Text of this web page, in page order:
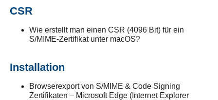
CSR
Wie erstellt man einen CSR (4096 Bit) für ein
S/MIME-Zertifikat unter macOS?
Installation
Browserexport von S/MIME & Code Signing
Zertifikaten – Microsoft Edge (Internet Explorer